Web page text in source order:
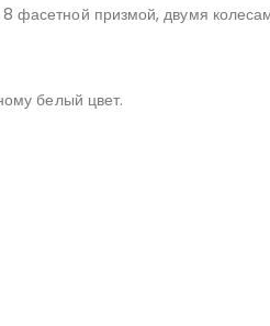
призмой, двумя
белый цвет.